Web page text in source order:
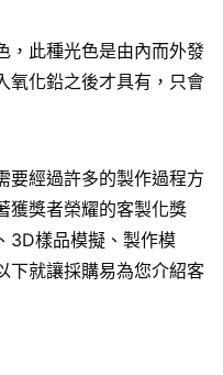
，此種光色是由內而外發
氧化鉛之後才具有，只會
要經過許多的製作過程方
獲獎者榮耀的客製化獎
3D樣品模擬、製作模
下就讓採購易為您介紹客